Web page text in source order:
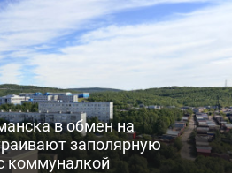
в обмен на
заполярную
коммуналкой